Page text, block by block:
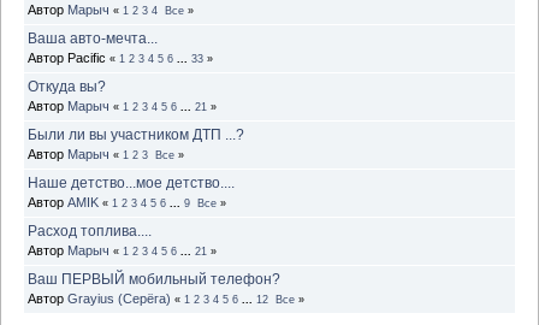
Автор Марыч « 1 2 3 4 Все »
Ваша авто-мечта...
Автор Pacific « 1 2 3 4 5 6 33 »
Откуда вы?
Автор Марыч « 1 2 3 4 5 6 21 »
Были ли вы участником ДТП ...?
Автор Марыч « 1 2 3 Все »
Наше детство...мое детство....
Автор AMIK « 1 2 3 4 5 6 9 Все »
Расход топлива....
Автор Марыч « 1 2 3 4 5 6 21 »
Ваш ПЕРВЫЙ мобильный телефон?
Автор Grayius (Серёга) « 1 2 3 4 5 6 12 Все »